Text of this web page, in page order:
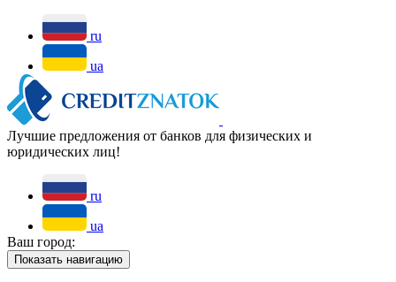
ru
ua
Лучшие предложения от банков для физических и
юридических лиц!
ru
ua
Ваш город:
Показать навигацию